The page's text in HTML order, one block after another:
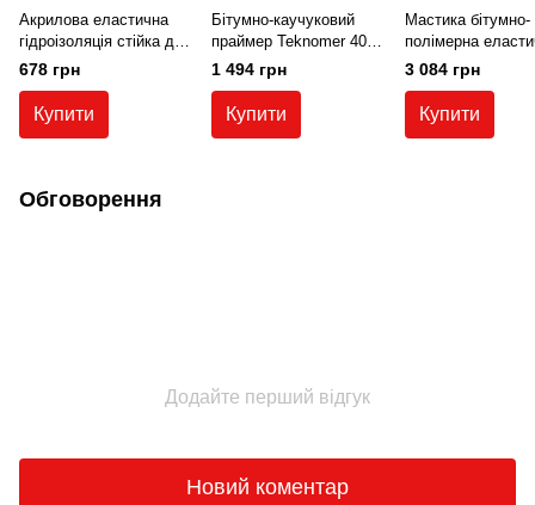
Акрилова еластична
гідроізоляція стійка до
УФ-випромінювання
для балконів та терас,
басейнів, резервуарів
Teknomer 305, 3 кг
678 грн
Купити
Бітумно-каучуковий
праймер Teknomer 400
Astar 18 кг.
1 494 грн
Купити
Мастика бітумно-
полімерна
Teknomer 405 W
3 084 грн
Купити
Обговорення
Додайте перший відгук
Новий коментар